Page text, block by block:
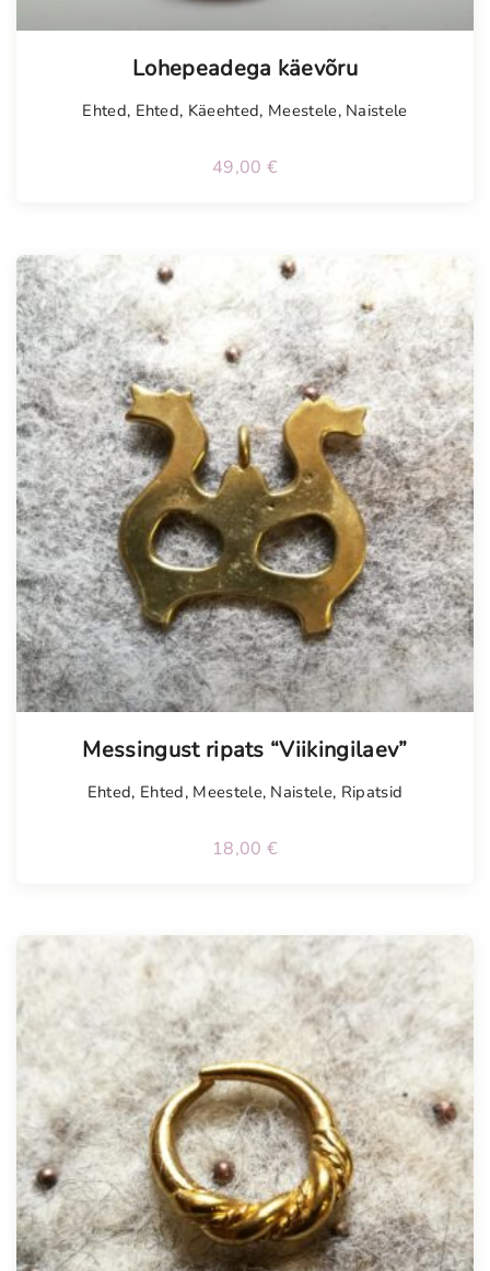
Lohepeadega käevõru
Ehted, Ehted, Käeehted, Meestele, Naistele
49,00 €
Messingust ripats “Viikingilaev”
Ehted, Ehted, Meestele, Naistele, Ripatsid
18,00 €